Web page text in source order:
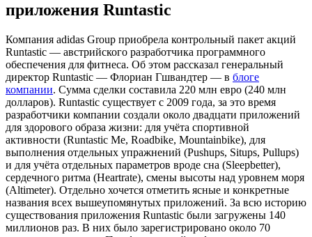
приложения Runtastic
Компания adidas Group приобрела контрольный пакет акций
Runtastic — австрийского разработчика программного
обеспечения для фитнеса. Об этом рассказал генеральный
директор Runtastic — Флориан Гшвандтер — в блоге
компании. Сумма сделки составила 220 млн евро (240 млн
долларов). Runtastic существует с 2009 года, за это время
разработчики компании создали около двадцати приложений
для здорового образа жизни: для учёта спортивной
активности (Runtastic Me, Roadbike, Mountainbike), для
выполнения отдельных упражнений (Pushups, Situps, Pullups)
и для учёта отдельных параметров вроде сна (Sleepbetter),
сердечного ритма (Heartrate), смены высоты над уровнем моря
(Altimeter). Отдельно хочется отметить ясные и конкретные
названия всех вышеупомянутых приложений. За всю историю
существования приложения Runtastic были загружены 140
миллионов раз. В них было зарегистрировано около 70